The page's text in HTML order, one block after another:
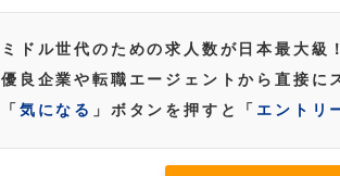
ミドル世代のための求人数が日本最大
優良企業や転職エージェントから直接に
「 気になる 」ボタンを押すと「 エントリ